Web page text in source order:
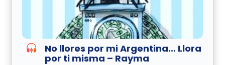
No llores por mi Argentina… Llora
por ti misma – Rayma